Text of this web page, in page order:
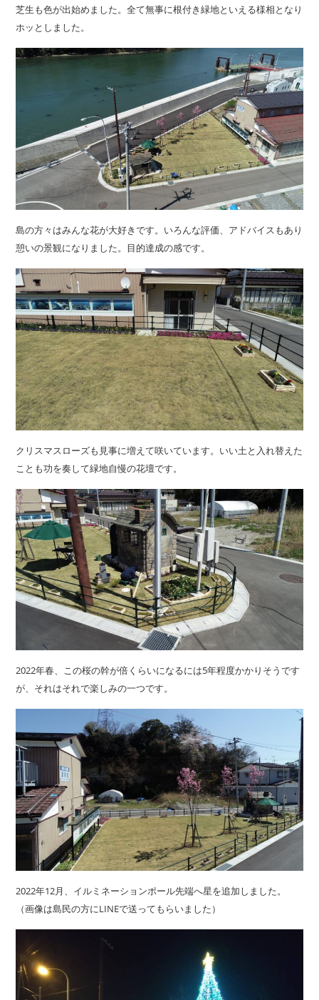
芝生も色が出始めました。全て無事に根付き緑地といえる様相となり
ホッとしました。
島の方々はみんな花が大好きです。いろんな評価、アドバイスもあり
憩いの景観になりました。目的達成の感です。
クリスマスローズも見事に増えて咲いています。いい土と入れ替えた
ことも功を奏して緑地自慢の花壇です。
2022年春、この桜の幹が倍くらいになるには5年程度かかりそうです
が、それはそれで楽しみの一つです。
2022年12月、イルミネーションポール先端へ星を追加しました。
（画像は島民の方にLINEで送ってもらいました）